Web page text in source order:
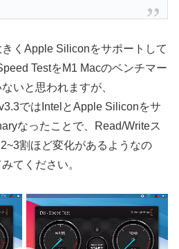
くApple Siliconをサポートして
TestをM1 Macのベンチマー
いと思われますが、
ではIntelとApple Siliconをサ
なったことで、Read/Writeス
割ほど変化があるようなの
てください。